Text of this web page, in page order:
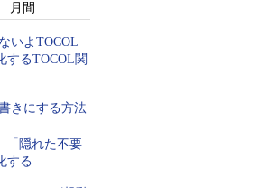
月間
いよTOCOL
るTOCOL関
きにする方法
「隠れた不要
する